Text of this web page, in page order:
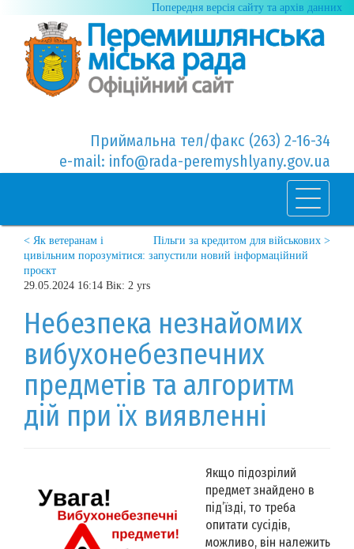
Попередня версія сайту та архів данних
Приймальна тел/факс (263) 2-16-34
e-mail: info@rada-peremyshlyany.gov.ua
Пільги за кредитом для військових >
< Як ветеранам і
цивільним порозумітися: запустили новий інформаційний
проєкт
29.05.2024 16:14 Вік: 2 yrs
Небезпека незнайомих
вибухонебезпечних
предметів та алгоритм
дій при їх виявленні
Якщо підозрілий
предмет знайдено в
під’їзді, то треба
опитати сусідів,
можливо, він належить